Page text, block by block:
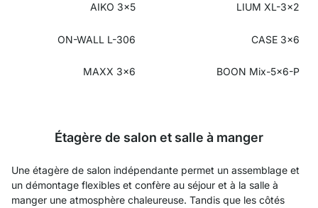
AIKO 3x5 LIUM XL-3x2
ON-WALL L-306 CASE 3x6
MAXX 3x6 BOON Mix-5x6-P
Étagère de salon et salle à manger
Une étagère de salon indépendante permet un assemblage et
un démontage flexibles et confère au séjour et à la salle à
manger une atmosphère chaleureuse. Tandis que les côtés